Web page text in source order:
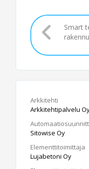
Smart
Arkkitehti
Arkkitehtipalvelu
Sitowise Oy
Elementtitoimittaja
Lujabetoni Oy